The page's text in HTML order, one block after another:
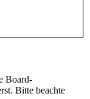
Board-
Bitte beachte